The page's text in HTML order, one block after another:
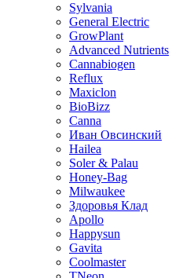
Sylvania
General Electric
GrowPlant
Advanced Nutrients
Cannabiogen
Reflux
Maxiclon
BioBizz
Canna
Иван Овсинский
Hailea
Soler & Palau
Honey-Bag
Milwaukee
Здоровья Клад
Apollo
Happysun
Gavita
Coolmaster